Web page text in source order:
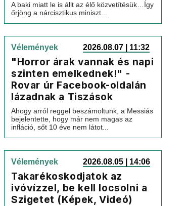
A baki miatt le is állt az élő közvetítésük…Így
őrjöng a nárcisztikus miniszt...
Vélemények 2026.08.07 | 11:32
"Horror árak vannak és napi
szinten emelkednek!" -
Rovar úr Facebook-oldalán
lázadnak a Tiszások
Ahogy arról reggel beszámoltunk, a Messiás
bejelentette, hogy már nem magas az
infláció, sőt 10 éve nem látot...
Vélemények 2026.08.05 | 14:06
Takarékoskodjatok az
ivóvízzel, be kell locsolni a
Szigetet (Képek, Videó)